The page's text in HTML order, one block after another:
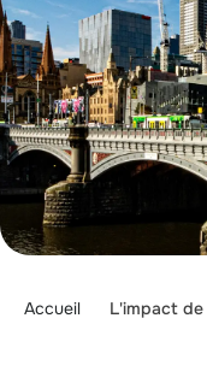
Accueil L'impact de